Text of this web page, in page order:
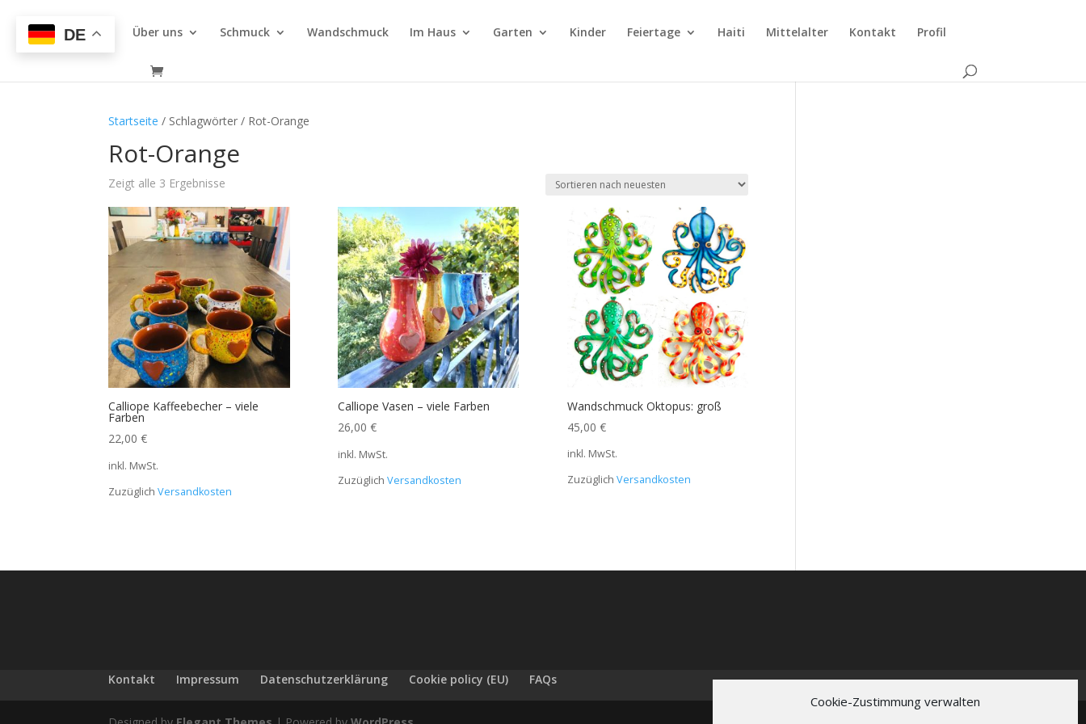
Cookie-Zustimmung verwalten
Über uns Schmuck Wandschmuck Im Haus Garten Kinder Feiertage Haiti Mittelalter Kontakt Profil
Startseite / Schlagwörter / Rot-Orange
Rot-Orange
Zeigt alle 3 Ergebnisse
Calliope Kaffeebecher – viele
Farben
22,00€
inkl. MwSt.
ZuzüglichVersandkosten
Calliope Vasen – viele Farben
26,00 €
inkl. MwSt.
Zuzüglich Versandkosten
Wandschmuck Oktopus: groß
45,00 €
inkl. MwSt.
Zuzüglich Versandkosten
Kontakt Impressum Datenschutzerklärung Cookie policy (EU) FAQs
DE